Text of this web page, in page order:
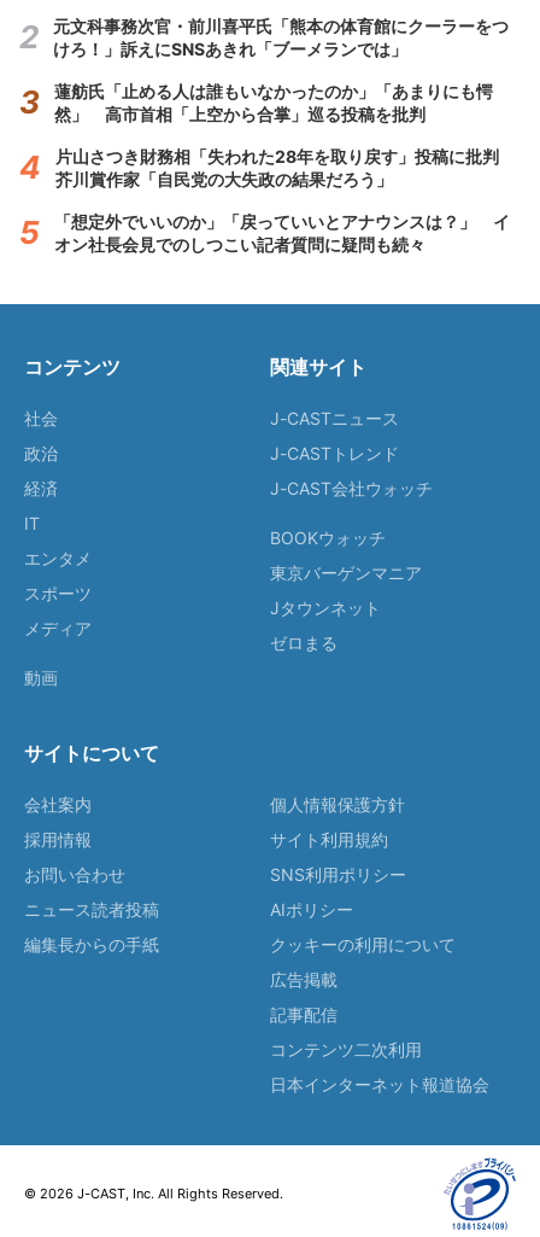
元文科事務次官・前川喜平氏「熊本の体育館にクーラーをつ
けろ！」訴えにSNSあきれ「ブーメランでは」
蓮舫氏「止める人は誰もいなかったのか」「あまりにも愕
然」 高市首相「上空から合掌」巡る投稿を批判
片山さつき財務相「失われた28年を取り戻す」投稿に批判
芥川賞作家「自民党の大失政の結果だろう」
「想定外でいいのか」「戻っていいとアナウンスは？」 イ
オン社長会見でのしつこい記者質問に疑問も続々
コンテンツ
社会
政治
経済
IT
エンタメ
スポーツ
メディア
動画
関連サイト
J-CASTニュース
J-CASTトレンド
J-CAST会社ウォッチ
BOOKウォッチ
東京バーゲンマニア
Jタウンネット
ゼロまる
サイトについて
会社案内
採用情報
お問い合わせ
ニュース読者投稿
編集長からの手紙
個人情報保護方針
サイト利用規約
SNS利用ポリシー
AIポリシー
クッキーの利用について
広告掲載
記事配信
コンテンツ二次利用
日本インターネット報道協会
© 2026 J-CAST, Inc. All Rights Reserved.